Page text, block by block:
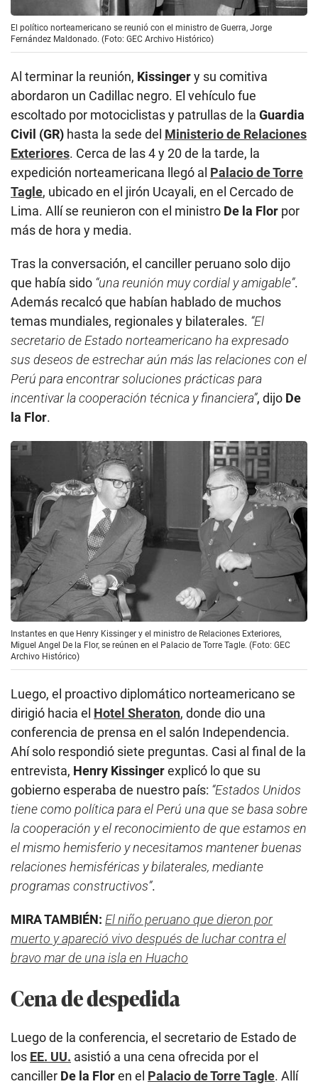
El político norteamericano se reunió con el ministro de Guerra, Jorge
Fernández Maldonado. (Foto: GEC Archivo Histórico)
Al terminar la reunión, Kissingery su comitiva
abordaron un Cadillac negro. El vehículo fue
escoltado por motociclistas y patrullas de la Guardia
Civil (GR) hasta la sede del Ministerio de Relaciones
Exteriores. Cerca de las 4 y 20 de la tarde, la
expedición norteamericana llegó al Palacio de Torre
Tagle, ubicado en el jirón Ucayali, en el Cercado de
Lima. Allí se reunieron con el ministro De la Flor por
más de hora y media.
Tras la conversación, el canciller peruano solo dijo
que había sido “una reunión muy cordial y amigable”.
Además recalcó que habían hablado de muchos
temas mundiales, regionales y bilaterales. “El
secretario de Estado norteamericano ha expresado
sus deseos de estrechar aún más las relaciones con el
Perú para encontrar soluciones prácticas para
incentivar la cooperación técnica y financiera”, dijo De
la Flor.
Instantes en que Henry Kissinger y el ministro de Relaciones Exteriores,
Miguel Angel De la Flor, se reúnen en el Palacio de Torre Tagle. (Foto: GEC
Archivo Histórico)
Luego, el proactivo diplomático norteamericano se
dirigió hacia el Hotel Sheraton, donde dio una
conferencia de prensa en el salón Independencia.
Ahí solo respondió siete preguntas. Casi al final de la
entrevista, Henry Kissingerexplicó lo que su
gobierno esperaba de nuestro país: “Estados Unidos
tiene como política para el Perú una que se basa sobre
la cooperación y el reconocimiento de que estamos en
el mismo hemisferio y necesitamos mantener buenas
relaciones hemisféricas y bilaterales, mediante
programas constructivos”.
MIRA TAMBIÉN: El niño peruano que dieron por
muerto y apareció vivo después de luchar contra el
bravo mar de una isla en Huacho
Cena de despedida
Luego de la conferencia, el secretario de Estado de
los EE. UU. asistió a una cena ofrecida por el
canciller De la Floren el Palacio de Torre Tagle. Allí